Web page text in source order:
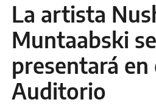
La artista
Muntaabski se
presentará en
Auditorio